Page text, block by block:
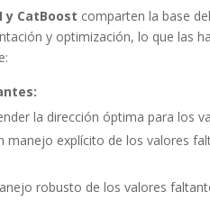
y CatBoost comparten la base
y optimización, lo que las
la dirección óptima para los
manejo explícito de los valores
robusto de los valores